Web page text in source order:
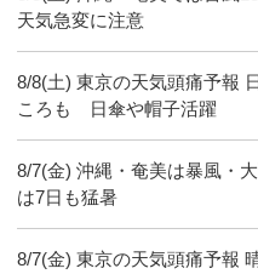
天気急変に注意
8/8(土) 東京の天気頭痛予報
ころも 日傘や帽子活躍
8/7(金) 沖縄・奄美は暴風・
は7日も猛暑
8/7(金) 東京の天気頭痛予報